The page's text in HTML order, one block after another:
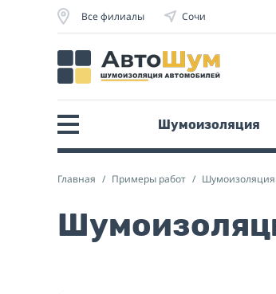
Все филиалы Сочи
Шумоизоляция
Главная Примеры работ Шумоизоляция